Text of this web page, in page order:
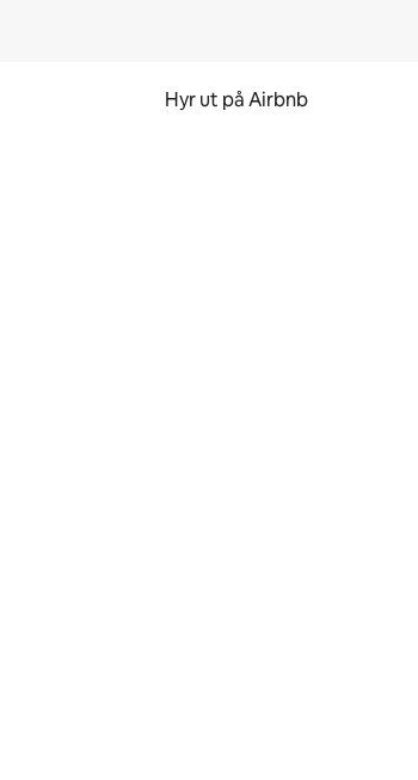
Hyr ut på Airbnb